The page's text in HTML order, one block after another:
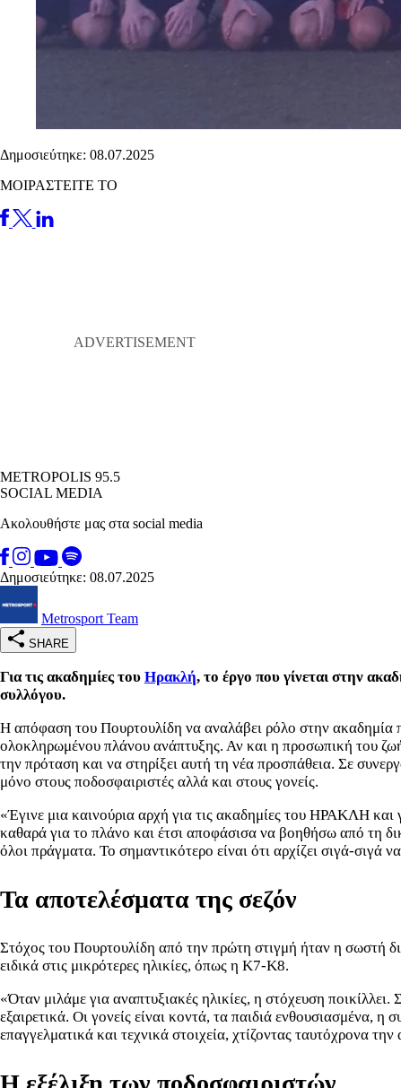
Δημοσιεύτηκε: 08.07.2025
ΜΟΙΡΑΣΤΕΙΤΕ ΤΟ
METROPOLIS 95.5
SOCIAL MEDIA
Ακολουθήστε μας στα social media
Δημοσιεύτηκε: 08.07.2025
Metrosport Team
SHARE
Για τις ακαδημίες του Ηρακλή, το έργο που γίνεται στην
συλλόγου.
Η απόφαση του Πουρτουλίδη να αναλάβει ρόλο στην ακαδημία
ολοκληρωμένου πλάνου ανάπτυξης. Αν και η προσωπική του
την πρόταση και να στηρίξει αυτή τη νέα προσπάθεια. Σε
μόνο στους ποδοσφαιριστές αλλά και στους γονείς.
«Έγινε μια καινούρια αρχή για τις ακαδημίες του ΗΡΑΚΛΗ
καθαρά για το πλάνο και έτσι αποφάσισα να βοηθήσω από τη
όλοι πράγματα. Το σημαντικότερο είναι ότι αρχίζει σιγά-σιγά
Τα αποτελέσματα της σεζόν
Στόχος του Πουρτουλίδη από την πρώτη στιγμή ήταν η σωστή
ειδικά στις μικρότερες ηλικίες, όπως η Κ7-Κ8.
«Όταν μιλάμε για αναπτυξιακές ηλικίες, η στόχευση
εξαιρετικά. Οι γονείς είναι κοντά, τα παιδιά
επαγγελματικά και τεχνικά στοιχεία, χτίζοντας ταυτόχρονα